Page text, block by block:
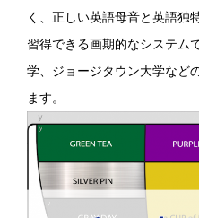
く、正しい英語母音と英語独
習得できる画期的なシステム
学、ジョージタウン大学など
ます。